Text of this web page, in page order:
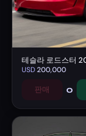
테슬라 로드스터
USD200,000
판매 0